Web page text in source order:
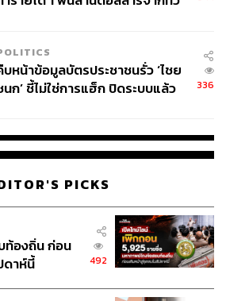
บหน้าข้อมูลบัตรประชาชนรั่ว ‘ไชย
ก’ ชี้ไม่ใช่การแฮ็ก ปิดระบบแล้ว
336
PICKS
ท้องถิ่น ก่อน
ดาห์นี้
492